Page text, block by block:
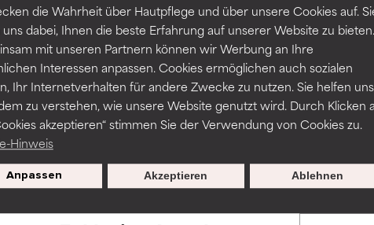
die Wahrheit über Hautpflege und über unsere Cookies auf.
dabei, Ihnen die beste Erfahrung auf unserer Website zu bieten.
mit unseren Partnern können wir Werbung an Ihre
Interessen anpassen. Cookies ermöglichen auch sozialen
Ihr Internetverhalten für andere Zwecke zu nutzen. Sie helfen uns
zu verstehen, wie unsere Website genutzt wird. Durch Klicken
akzeptieren“ stimmen Sie der Verwendung von Cookies zu.
Hinweis
Anpassen Ablehnen
Akzeptieren
ZURÜCK ZUR SUCHE
werden wissenschaftliche Studien herangezogen, die durch
Verfügbarkeiten variieren je nach Land und Region.
nicht irritierend, kann aber auch ästhetische, Haltbarkeits- oder
die die Verwendbarkeit einschränken.
von Hautreizungen. Das Risiko wächst, wenn es mit anderen
kombiniert wird.
Entzündungen, Trockenheit etc. verursachen. Kann bei
nicht irritierend, kann aber auch ästhetische, Haltbarkeits- oder
die die Verwendbarkeit einschränken.
von Hautreizungen. Das Risiko wächst, wenn es mit anderen
kombiniert wird.
Entzündungen, Trockenheit etc. verursachen. Kann bei